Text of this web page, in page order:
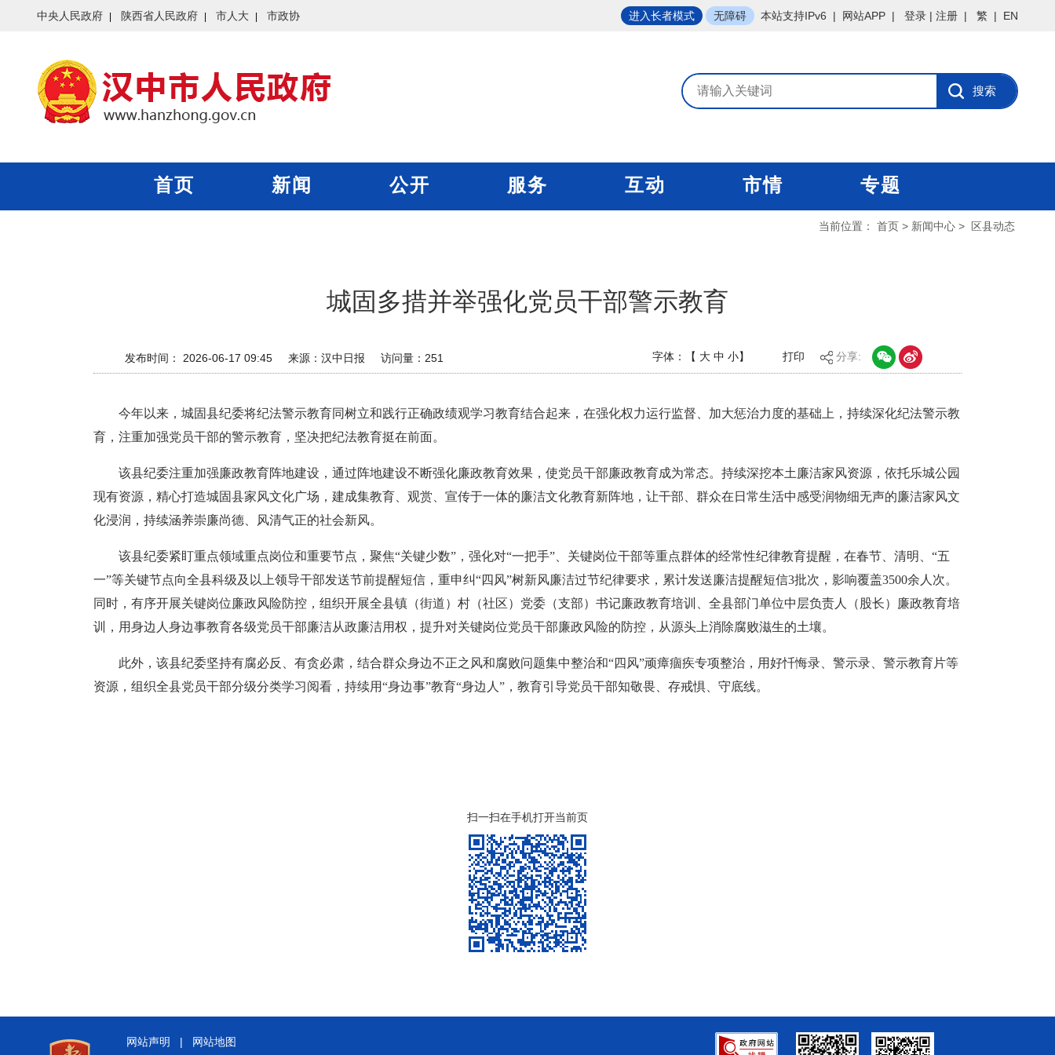
中央人民政府 陕西省人民政府 市人大 市政协 进入长者模式 无障碍 本站支持IPv6 | 网站APP | 登录 | 注册 | 繁 | EN
首页 新闻 公开 服务 互动 市情 专题
当前位置： 首页 > 新闻中心 > 区县动态
城固多措并举强化党员干部警示教育
发布时间： 2026-06-17 09:45 来源： 汉中日报 访问量： 251 字体：【 大 中 小】 打印 分享:
今年以来，城固县纪委将纪法警示教育同树立和践行正确政绩观学习教育结合起来，在强化权力运行监督、加大惩治力度的基础上，持续深化纪法警示教
育，注重加强党员干部的警示教育，坚决把纪法教育挺在前面。
该县纪委注重加强廉政教育阵地建设，通过阵地建设不断强化廉政教育效果，使党员干部廉政教育成为常态。持续深挖本土廉洁家风资源，依托乐城公园
现有资源，精心打造城固县家风文化广场，建成集教育、观赏、宣传于一体的廉洁文化教育新阵地，让干部、群众在日常生活中感受润物细无声的廉洁家风文
化浸润，持续涵养崇廉尚德、风清气正的社会新风。
该县纪委紧盯重点领域重点岗位和重要节点，聚焦“关键少数”，强化对“一把手”、关键岗位干部等重点群体的经常性纪律教育提醒，在春节、清明、“五
一”等关键节点向全县科级及以上领导干部发送节前提醒短信，重申纠“四风”树新风廉洁过节纪律要求，累计发送廉洁提醒短信3批次，影响覆盖3500余人次。
同时，有序开展关键岗位廉政风险防控，组织开展全县镇（街道）村（社区）党委（支部）书记廉政教育培训、全县部门单位中层负责人（股长）廉政教育培
训，用身边人身边事教育各级党员干部廉洁从政廉洁用权，提升对关键岗位党员干部廉政风险的防控，从源头上消除腐败滋生的土壤。
此外，该县纪委坚持有腐必反、有贪必肃，结合群众身边不正之风和腐败问题集中整治和“四风”顽瘴痼疾专项整治，用好忏悔录、警示录、警示教育片等
资源，组织全县党员干部分级分类学习阅看，持续用“身边事”教育“身边人”，教育引导党员干部知敬畏、存戒惧、守底线。
扫一扫在手机打开当前页
网站声明 |
网站地图